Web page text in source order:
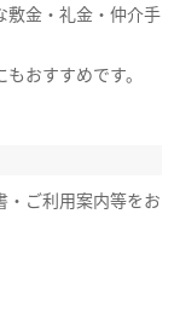
敷金・礼金・仲介手
おすすめです。
・ご利用案内等をお